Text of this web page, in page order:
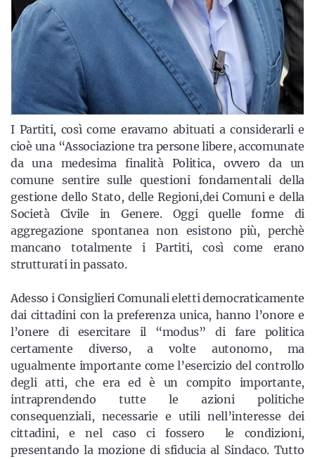
I Partiti, così come eravamo abituati a considerarli e
cioè una “Associazione tra persone libere, accomunate
da una medesima finalità Politica, ovvero da un
comune sentire sulle questioni fondamentali della
gestione dello Stato, delle Regioni,dei Comuni e della
Società Civile in Genere. Oggi quelle forme di
aggregazione spontanea non esistono più, perchè
mancano totalmente i Partiti, così come erano
strutturati in passato.
Adesso i Consiglieri Comunali eletti democraticamente
dai cittadini con la preferenza unica, hanno l’onore e
l’onere di esercitare il “modus” di fare politica
certamente diverso, a volte autonomo, ma
ugualmente importante come l’esercizio del controllo
degli atti, che era ed è un compito importante,
intraprendendo tutte le azioni politiche
consequenziali, necessarie e utili nell’interesse dei
cittadini, e nel caso ci fossero le condizioni,
presentando la mozione di sfiducia al Sindaco. Tutto